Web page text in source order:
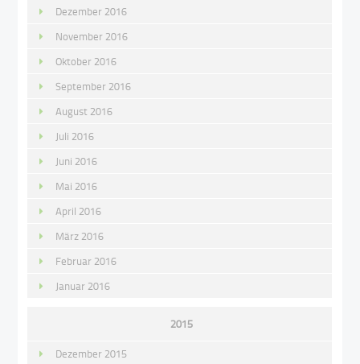
Dezember 2016
November 2016
Oktober 2016
September 2016
August 2016
Juli 2016
Juni 2016
Mai 2016
April 2016
März 2016
Februar 2016
Januar 2016
2015
Dezember 2015